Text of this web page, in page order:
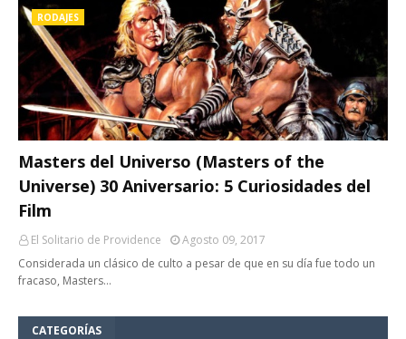
RODAJES
Masters del Universo (Masters of the
Universe) 30 Aniversario: 5 Curiosidades del
Film
El Solitario de Providence
Agosto 09, 2017
Considerada un clásico de culto a pesar de que en su día fue todo un
fracaso, Masters…
CATEGORÍAS